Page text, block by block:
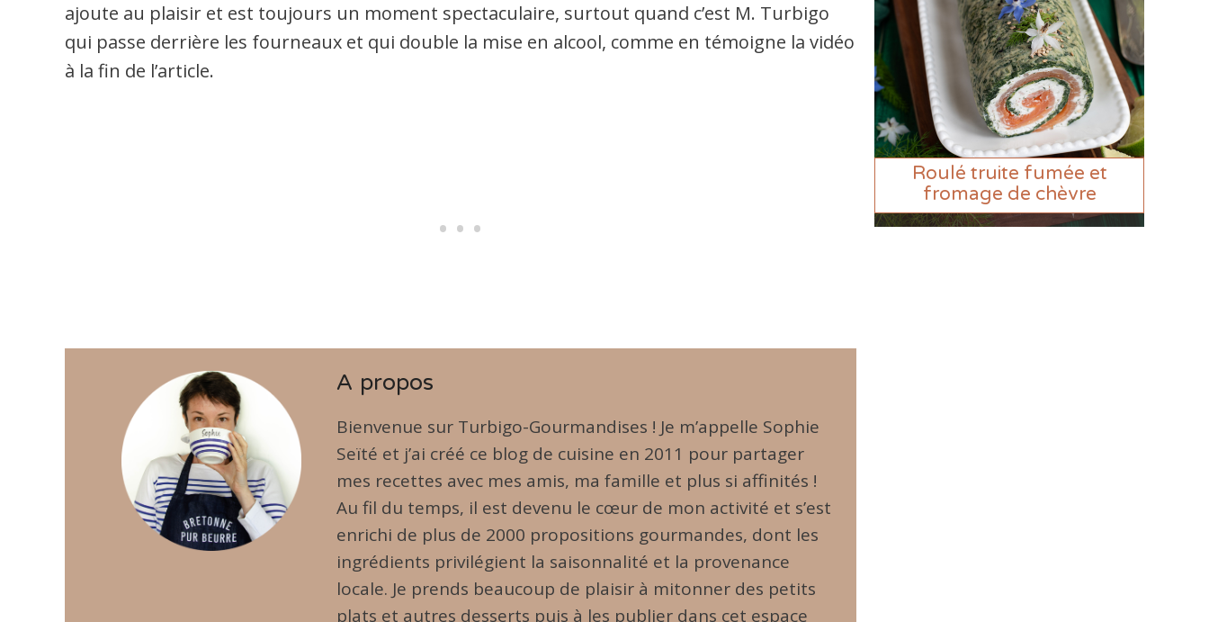
ajoute au plaisir et est toujours un moment spectaculaire, surtout quand c’est M. Turbigo
qui passe derrière les fourneaux et qui double la mise en alcool, comme en témoigne la vidéo
à la fin de l’article.
A propos
Bienvenue sur Turbigo-Gourmandises ! Je m’appelle Sophie
Seïté et j’ai créé ce blog de cuisine en 2011 pour partager
mes recettes avec mes amis, ma famille et plus si affinités !
Au fil du temps, il est devenu le cœur de mon activité et s’est
enrichi de plus de 2000 propositions gourmandes, dont les
ingrédients privilégient la saisonnalité et la provenance
locale. Je prends beaucoup de plaisir à mitonner des petits
plats et autres desserts puis à les publier dans cet espace
Roulé truite fumée et
fromage de chèvre